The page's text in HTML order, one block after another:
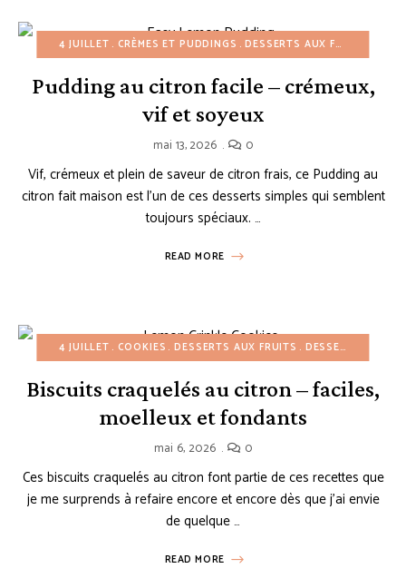
4 JUILLET CRÈMES ET PUDDINGS DESSERTS AUX FRUITS
Pudding au citron facile – crémeux,
vif et soyeux
mai 13, 2026 0
Vif, crémeux et plein de saveur de citron frais, ce Pudding au
citron fait maison est l’un de ces desserts simples qui semblent
toujours spéciaux. …
READ MORE
4 JUILLET COOKIES DESSERTS AUX FRUITS DESSERTS FACILES
Biscuits craquelés au citron – faciles,
moelleux et fondants
mai 6, 2026 0
Ces biscuits craquelés au citron font partie de ces recettes que
je me surprends à refaire encore et encore dès que j’ai envie
de quelque …
READ MORE